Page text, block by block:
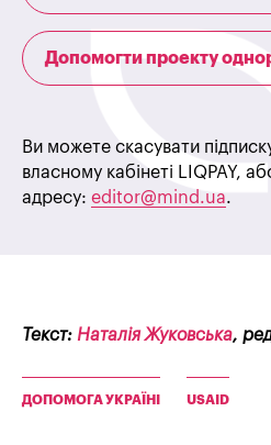
Допомогти проекту
Ви можете скасувати
власному кабінеті LIQPAY,
адресу: editor@mind.ua.
Текст: Наталія Жуковська,
ДОПОМОГА УКРАЇНІ USAID